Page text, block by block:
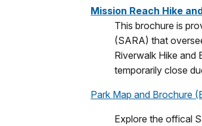
Mission Reach Hike
This brochure is
(SARA) that
Riverwalk Hike and
temporarily close
Park Map and Brochure
Explore the offical